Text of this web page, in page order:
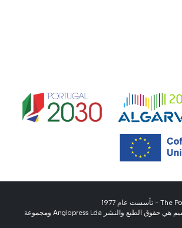
جميع المحتويات والتصميم هي حقوق الطبع والنشر Anglopress Lda ومجموعة